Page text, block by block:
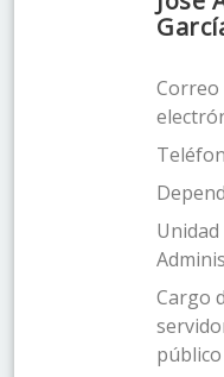
Correo
Unidad
Cargo
público